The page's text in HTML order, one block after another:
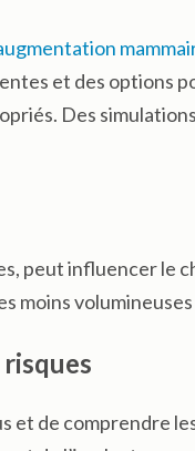
et des options
Des
peut influencer le
moins
de comprendre